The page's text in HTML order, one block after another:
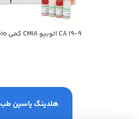
CA 19-9 اتوبيو CMIA كمي Autobio
هلدینگ یاسین طب